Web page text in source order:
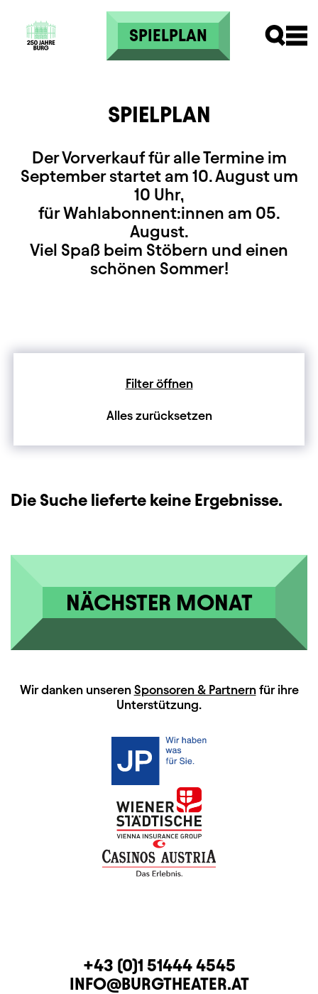
Direkt zum Inhalt
SPIELPLAN
SPIELPLAN
Der Vorverkauf für alle Termine im
September startet am 10. August um
10 Uhr,
für Wahlabonnent:innen am 05.
August.
Viel Spaß beim Stöbern und einen
schönen Sommer!
Filter öffnen
Alles zurücksetzen
Die Suche lieferte keine Ergebnisse.
NÄCHSTER MONAT
HAUPTSPONSOREN
Wir danken unseren Sponsoren & Partnernfür ihre
Unterstützung.
KONTAKTTELEFON
+43 (0)1 51444 4545
E-MAIL
INFO@BURGTHEATER.AT